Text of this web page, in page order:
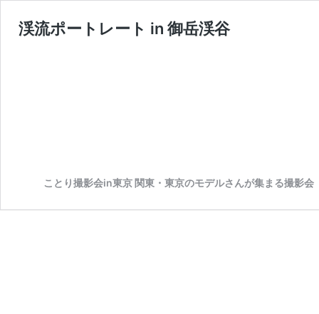
渓流ポートレート in 御岳渓谷
ことり撮影会in東京 関東・東京のモデルさんが集まる撮影会